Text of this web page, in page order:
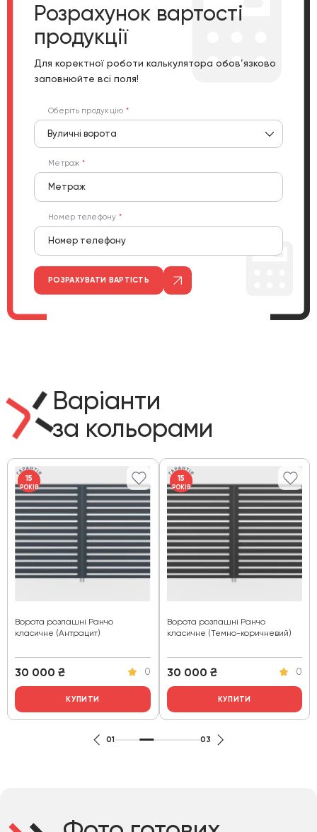
Розрахунок вартості
продукції
Для коректної роботи калькулятора обов’язково
заповнюйте всі поля!
Оберіть продукцію
Вуличні ворота
Метраж
Номер телефону
РОЗРАХУВАТИ ВАРТІСТЬ
Варіанти
за кольорами
15
РОКІВ
Ворота розпашні Ранчо
класичне (Антрацит)
30 000 ₴ 0
КУПИТИ
15
РОКІВ
Ворота розпашні Ранчо
класичне (Темно-коричневий)
30 000 ₴ 0
КУПИТИ
01 03